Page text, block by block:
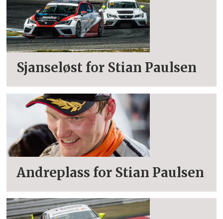
Sjanseløst for Stian Paulsen
Andreplass for Stian Paulsen